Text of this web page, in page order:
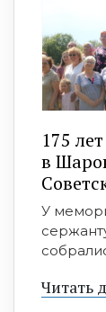
175
в
У
Читать